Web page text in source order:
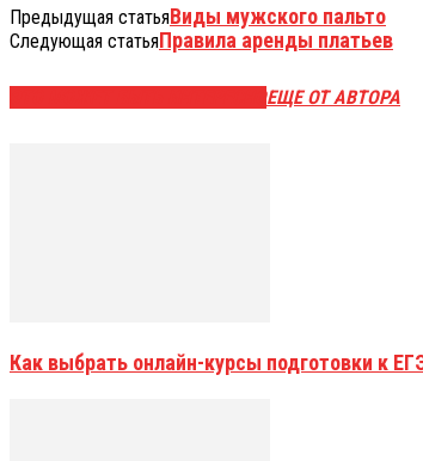
Предыдущая статьяВиды мужского пальто
Следующая статьяПравила аренды платьев
ЕЩЕ ОТ АВТОРА
Как выбрать онлайн-курсы подготовки к